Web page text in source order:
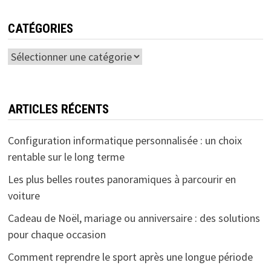
CATÉGORIES
Catégories
ARTICLES RÉCENTS
Configuration informatique personnalisée : un choix
rentable sur le long terme
Les plus belles routes panoramiques à parcourir en
voiture
Cadeau de Noël, mariage ou anniversaire : des solutions
pour chaque occasion
Comment reprendre le sport après une longue période